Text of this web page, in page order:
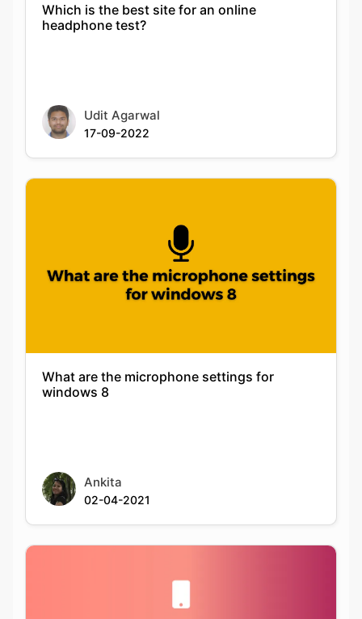
Which is the best site for an online
headphone test?
Udit Agarwal
17-09-2022
What are the microphone settings for
windows 8
Ankita
02-04-2021